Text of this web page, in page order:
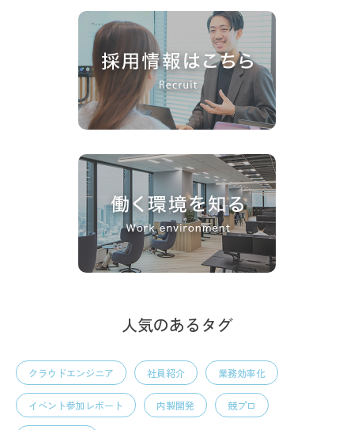
人気のあるタグ
クラウドエンジニア 社員紹介 業務効率化
イベント参加レポート 内製開発 競プロ